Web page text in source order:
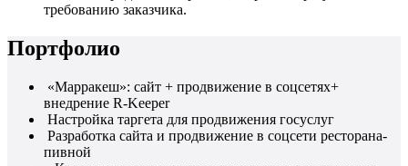
требованию заказчика.
Портфолио
«Марракеш»: сайт + продвижение в соцсетях+
внедрение R-Keeper
Настройка таргета для продвижения госуслуг
Разработка сайта и продвижение в соцсети ресторана-
пивной